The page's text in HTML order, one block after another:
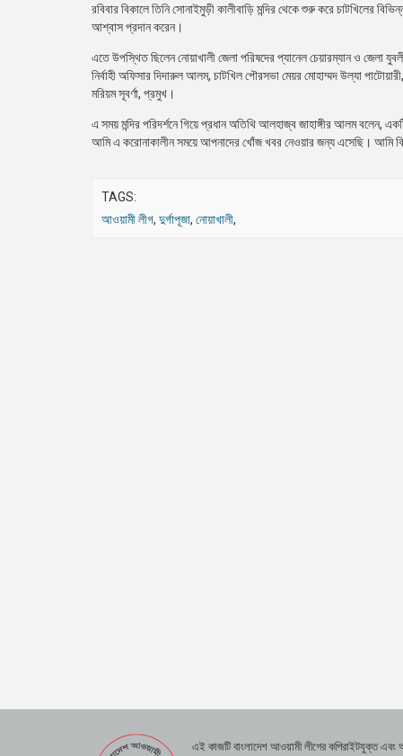
রবিবার বিকালে তিনি সোনাইমুড়ী কালীবাড়ি মন্দির থেকে শুরু করে চাটখিলের
আশ্বাস প্রদান করেন।
এতে উপস্থিত ছিলেন নোয়াখালী জেলা পরিষদের প্যানেল চেয়ারম্যান ও জেলা
নির্বাহী অফিসার দিদারুল আলম, চাটখিল পৌরসভা মেয়র মোহাম্মদ উল্যা
মরিয়ম সূবর্ণা, প্রমুখ।
এ সময় মন্দির পরিদর্শনে গিয়ে প্রধান অতিথি আলহাজ্ব জাহাঙ্গীর আলম বলেন,
আমি এ করোনাকালীন সময়ে আপনাদের খোঁজ খবর নেওয়ার জন্য এসেছি। আমি
TAGS:
আওয়ামী লীগ, দুর্গাপূজা, নোয়াখালী,
এই কাজটি বাংলাদেশ আওয়ামী লীগের কপিরাইটযুক্ত